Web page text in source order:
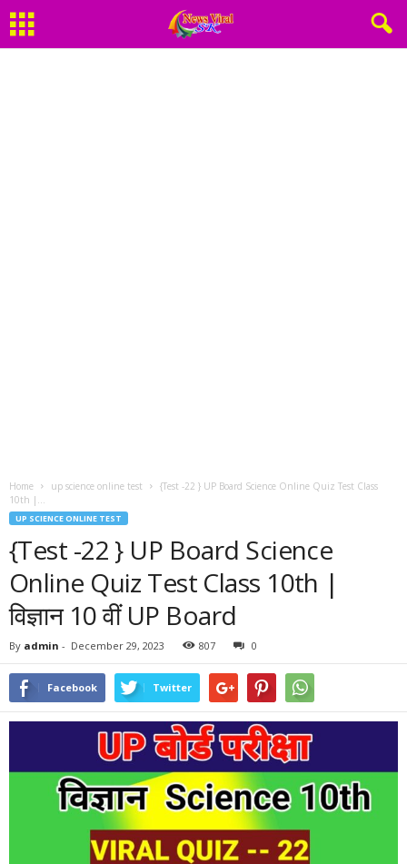
Home up science online test
{Test -22 } UP Board Science Online Quiz Test Class
10th |...
UP SCIENCE ONLINE TEST
{Test -22 } UP Board Science
Online Quiz Test Class 10th |
विज्ञान 10 वीं UP Board
By admin - December 29, 2023 807 0
Facebook Twitter